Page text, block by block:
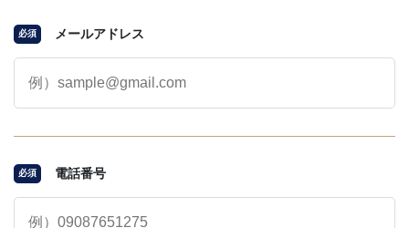
必須 メールアドレス
必須 電話番号